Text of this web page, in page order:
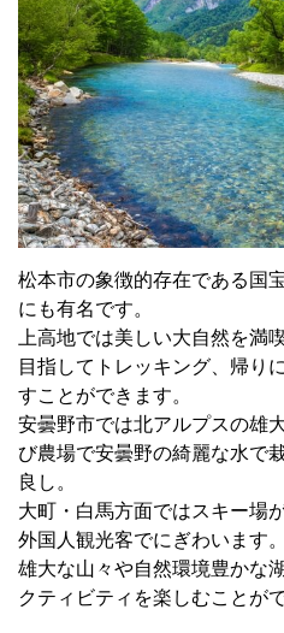
松本市の象徴的存在である国
にも有名です。
上高地では美しい大自然を満
目指してトレッキング、帰り
すことができます。
安曇野市では北アルプスの雄
び農場で安曇野の綺麗な水で
良し。
大町・白馬方面ではスキー場
外国人観光客でにぎわいます。
雄大な山々や自然環境豊かな
クティビティを楽しむことが